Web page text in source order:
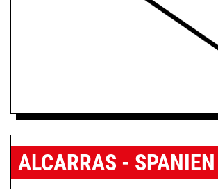
ALCARRAS - SPANIEN